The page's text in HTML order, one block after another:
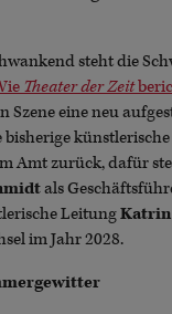
steht die
Theater der Zeit
Szene eine neu
Amt zurück, dafür
als
Leitung
im Jahr 2028.